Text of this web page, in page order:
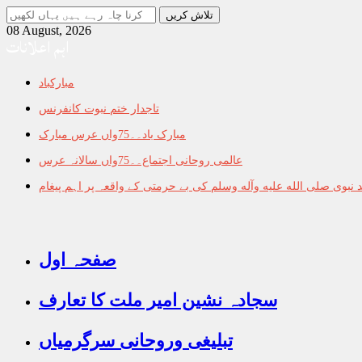
جو
تلاش
یہاں
08 August, 2026
اہم اعلانات
مبارکباد
تاجدار ختم نبوت کانفرنس
مبارک باد۔۔75واں عرس مبارک
عالمی روحانی اجتماع۔۔75واں سالانہ عرس
نبوی صلى الله عليه وآله وسلم کی بے حرمتی کے واقعہ پر اہم پیغام
صفحہ اول
سجادہ نشین امیر ملت کا تعارف
تبلیغی وروحانی سرگرمیاں